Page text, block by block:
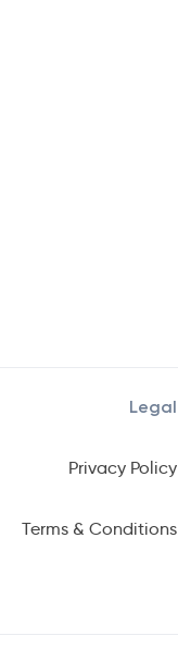
Legal
Privacy Policy
Terms & Conditions